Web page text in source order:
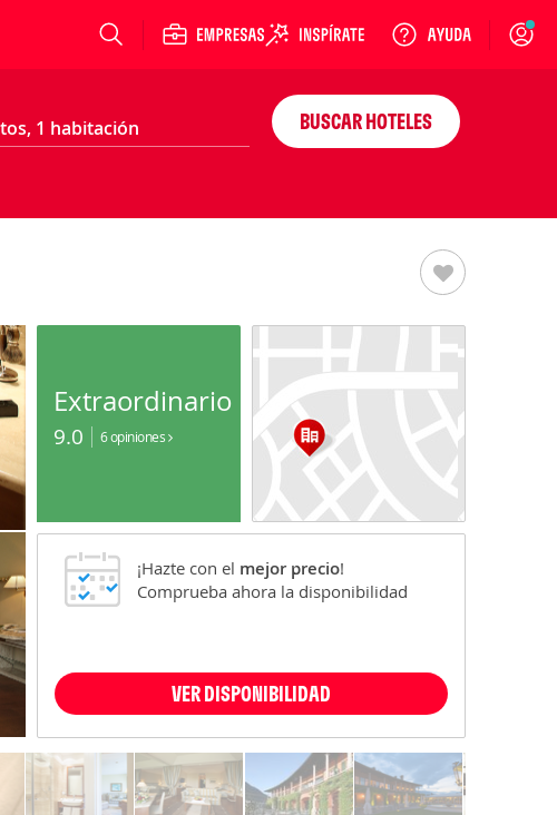
Login
BUSCAR HOTELES
Extraordinario
9.0 6 opiniones
¡Hazte con el mejor precio!
Comprueba ahora la disponibilidad
VER DISPONIBILIDAD